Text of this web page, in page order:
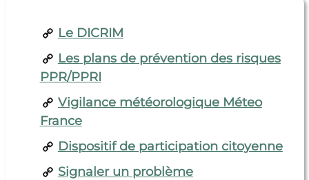
Le DICRIM
Les plans de prévention des risques
PPR/PPRI
Vigilance météorologique Méteo
France
Dispositif de participation citoyenne
Signaler un problème